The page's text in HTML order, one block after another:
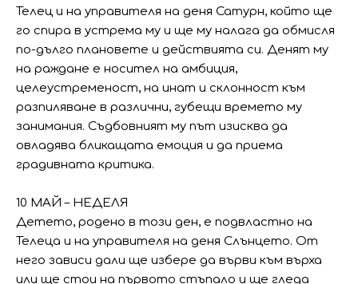
Телец и на управителя на деня Сатурн, който ще
го спира в устрема му и ще му налага да обмисля
по-дълго плановете и действията си. Денят му
на раждане е носител на амбиция,
целеустременост, на инат и склонност към
разпиляване в различни, губещи времето му
занимания. Съдбовният му път изисква да
овладява бликащата емоция и да приема
градивната критика.
10 МАЙ – НЕДЕЛЯ
Детето, родено в този ден, е подвластно на
Телеца и на управителя на деня Слънцето. От
него зависи дали ще избере да върви към върха
или ще стои на първото стъпало и ще гледа